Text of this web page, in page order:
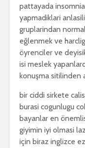
pattayada
yapmadiklari
gruplarindan
eğlenmek ve
öyrenciler ve
isi meslek
konuşma sitilinden
bir ciddi sirkete
burasi cogunlugu
bayanlar en
giyimin iyi olmasi
için biraz inglizce